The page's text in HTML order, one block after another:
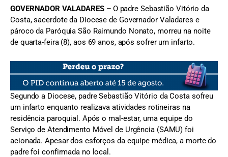
GOVERNADOR VALADARES –O padre Sebastião Vitório da
Costa, sacerdote da Diocese de Governador Valadares e
pároco da Paróquia São Raimundo Nonato, morreu na noite
de quarta-feira (8), aos 69 anos, após sofrer um infarto.
Segundo a Diocese, padre Sebastião Vitório da Costa sofreu
um infarto enquanto realizava atividades rotineiras na
residência paroquial. Após o mal-estar, uma equipe do
Serviço de Atendimento Móvel de Urgência (SAMU) foi
acionada. Apesar dos esforços da equipe médica, a morte do
padre foi confirmada no local.